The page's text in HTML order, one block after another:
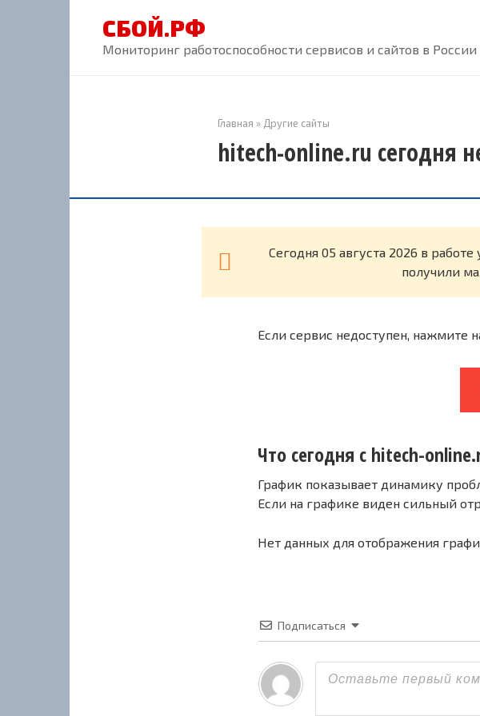
СБОЙ.РФ
Мониторинг работоспособности сервисов и сайтов в России
Главная » Другие сайты
hitech-online.ru сегодня
Cегодня 05 августа 2026 в
получили
Если сервис недоступен, нажмите
Что сегодня с hitech-
График показывает динамику
Если на графике виден сильный
Нет данных для отображения
Подписаться